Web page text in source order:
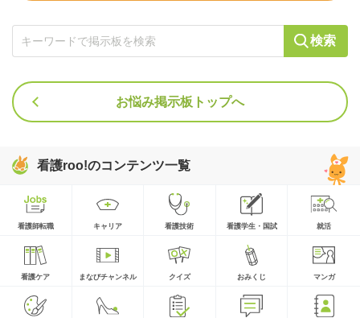
検索
お悩み掲示板トップへ
看護roo!のコンテンツ一覧
看護師転職 キャリア 看護技術 看護学生・国試 就活
看護ケア まなびチャンネル クイズ おみくじ マンガ